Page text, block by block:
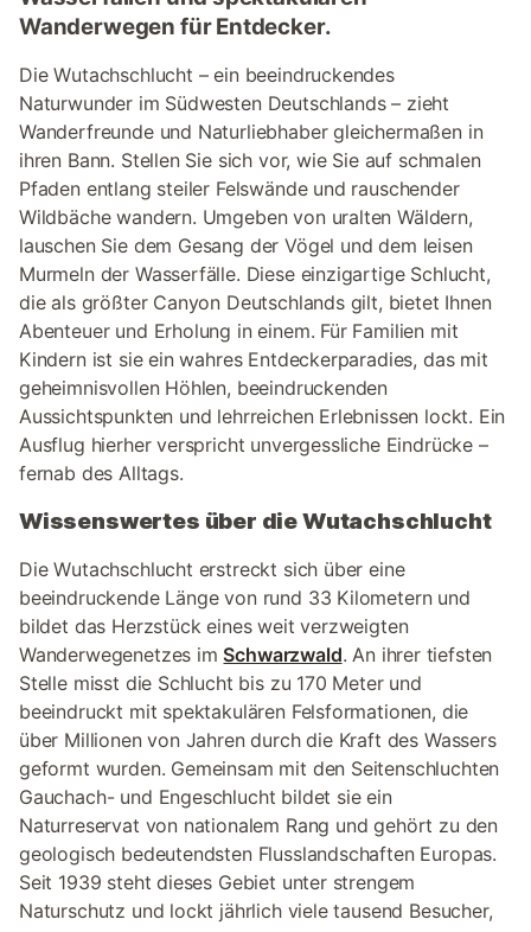
Wanderwegen für Entdecker.
Die Wutachschlucht – ein beeindruckendes
Naturwunder im Südwesten Deutschlands – zieht
Wanderfreunde und Naturliebhaber gleichermaßen in
ihren Bann. Stellen Sie sich vor, wie Sie auf schmalen
Pfaden entlang steiler Felswände und rauschender
Wildbäche wandern. Umgeben von uralten Wäldern,
lauschen Sie dem Gesang der Vögel und dem leisen
Murmeln der Wasserfälle. Diese einzigartige Schlucht,
die als größter Canyon Deutschlands gilt, bietet Ihnen
Abenteuer und Erholung in einem. Für Familien mit
Kindern ist sie ein wahres Entdeckerparadies, das mit
geheimnisvollen Höhlen, beeindruckenden
Aussichtspunkten und lehrreichen Erlebnissen lockt. Ein
Ausflug hierher verspricht unvergessliche Eindrücke –
fernab des Alltags.
Wissenswertes über die Wutachschlucht
Die Wutachschlucht erstreckt sich über eine
beeindruckende Länge von rund 33 Kilometern und
bildet das Herzstück eines weit verzweigten
Wanderwegenetzes im Schwarzwald. An ihrer tiefsten
Stelle misst die Schlucht bis zu 170 Meter und
beeindruckt mit spektakulären Felsformationen, die
über Millionen von Jahren durch die Kraft des Wassers
geformt wurden. Gemeinsam mit den Seitenschluchten
Gauchach- und Engeschlucht bildet sie ein
Naturreservat von nationalem Rang und gehört zu den
geologisch bedeutendsten Flusslandschaften Europas.
Seit 1939 steht dieses Gebiet unter strengem
Naturschutz und lockt jährlich viele tausend Besucher,